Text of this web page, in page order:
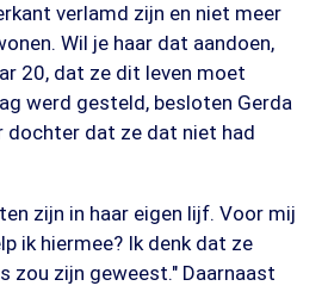
verlamd zijn en niet meer
Wil je haar dat aandoen,
20, dat ze dit leven moet
werd gesteld, besloten Gerda
dochter dat ze dat niet had
zijn in haar eigen lijf. Voor mij
ik hiermee? Ik denk dat ze
zou zijn geweest." Daarnaast